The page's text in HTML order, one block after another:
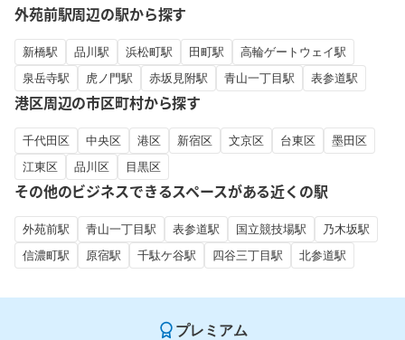
外苑前駅周辺の駅から探す
新橋駅 品川駅 浜松町駅 田町駅
高輪ゲートウェイ駅
泉岳寺駅
虎ノ門駅 赤坂見附駅 青山一丁目駅 表参道駅
港区周辺の市区町村から探す
千代田区 中央区 港区 新宿区 文京区 台東区
墨田区
江東区
品川区 目黒区
その他のビジネスできるスペースがある近くの駅
外苑前駅 青山一丁目駅 表参道駅 国立競技場駅
乃木坂駅
信濃町駅
原宿駅 千駄ケ谷駅 四谷三丁目駅 北参道駅
プレミアム